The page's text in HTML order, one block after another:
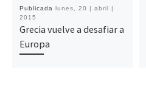
Publicada lunes, 20 | abril |
2015
Grecia vuelve a desafiar a
Europa